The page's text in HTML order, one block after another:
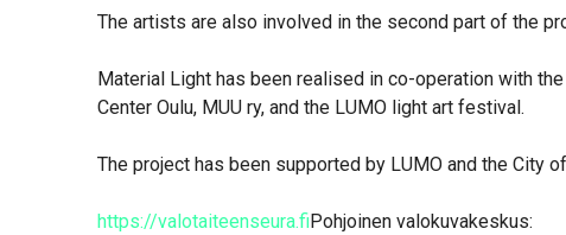
The artists are also involved in the second part of the
Material Light has been realised in co-operation with
Center Oulu, MUU ry, and the LUMO light art festival.
The project has been supported by LUMO and the City
https://valotaiteenseura.fiPohjoinen valokuvakeskus: